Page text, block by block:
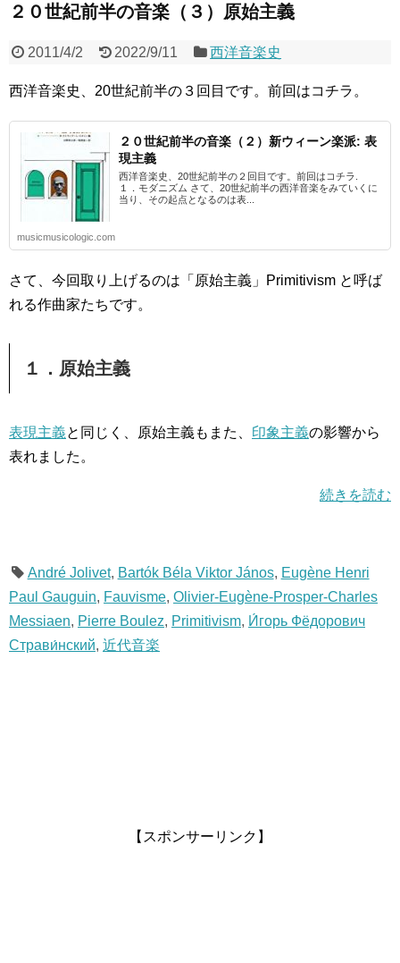
２０世紀前半の音楽（３）原始主義
2011/4/2 2022/9/11 西洋音楽史
西洋音楽史、20世紀前半の３回目です。前回はコチラ。
２０世紀前半の音楽（２）新ウィーン楽派: 表
現主義
西洋音楽史、20世紀前半の２回目です。前回はコチラ.
１．モダニズム さて、20世紀前半の西洋音楽をみていくに
当り、その起点となるのは表...
musicmusicologic.com
さて、今回取り上げるのは「原始主義」Primitivism と呼ば
れる作曲家たちです。
１．原始主義
表現主義と同じく、原始主義もまた、 印象主義の影響から
表れました。
続きを読む
André Jolivet, Bartók Béla Viktor János, Eugène Henri
Paul Gauguin, Fauvisme, Olivier-Eugène-Prosper-Charles
Messiaen, Pierre Boulez, Primitivism, И́горь Фёдорович
Страви́нский, 近代音楽
【スポンサーリンク】